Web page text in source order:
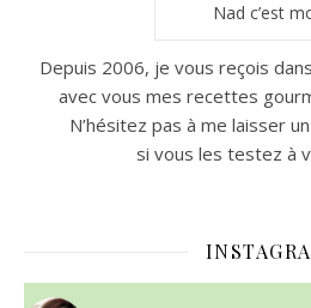
Nad c’est
Depuis 2006, je vous reçois
avec vous mes recettes
N’hésitez pas à me laisser
si vous les testez à